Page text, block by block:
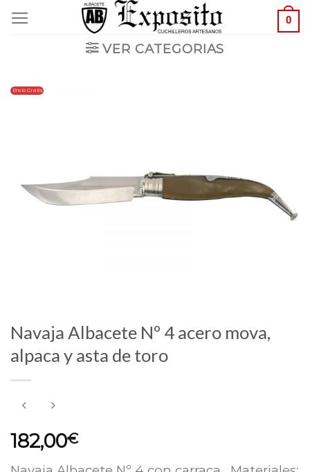
Saltar
0
VER CATEGORIAS
Envio Gratis
Navaja Albacete Nº 4 acero mova,
alpaca y asta de toro
182,00€